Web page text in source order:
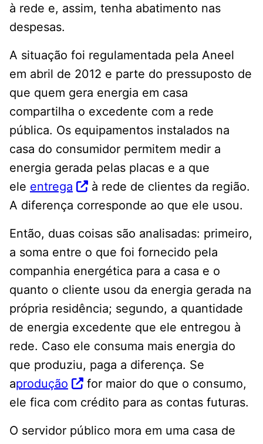
à rede e, assim, tenha abatimento nas
despesas.
A situação foi regulamentada pela Aneel
em abril de 2012 e parte do pressuposto de
que quem gera energia em casa
compartilha o excedente com a rede
pública. Os equipamentos instalados na
casa do consumidor permitem medir a
energia gerada pelas placas e a que
ele entrega
à rede de clientes da região.
A diferença corresponde ao que ele usou.
Então, duas coisas são analisadas: primeiro,
a soma entre o que foi fornecido pela
companhia energética para a casa e o
quanto o cliente usou da energia gerada na
própria residência; segundo, a quantidade
de energia excedente que ele entregou à
rede. Caso ele consuma mais energia do
que produziu, paga a diferença. Se
aprodução
for maior do que o consumo,
ele fica com crédito para as contas futuras.
O servidor público mora em uma casa de